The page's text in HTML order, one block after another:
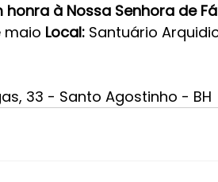
honra à Nossa Senhora de
maio Local: Santuário
33 - Santo Agostinho - BH